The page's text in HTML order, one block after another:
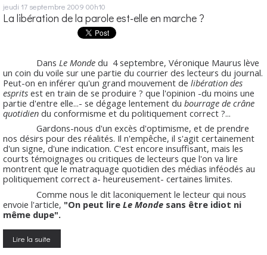
jeudi 17 septembre 2009 00h10
La libération de la parole est-elle en marche ?
Dans Le Monde du 4 septembre, Véronique Maurus lève
un coin du voile sur une partie du courrier des lecteurs du journal.
Peut-on en inférer qu'un grand mouvement de libération des
esprits est en train de se produire ? que l'opinion -du moins une
partie d'entre elle...- se dégage lentement du bourrage de crâne
quotidien du conformisme et du politiquement correct ?...
Gardons-nous d'un excès d'optimisme, et de prendre
nos désirs pour des réalités. Il n'empêche, il s'agit certainement
d'un signe, d'une indication. C'est encore insuffisant, mais les
courts témoignages ou critiques de lecteurs que l'on va lire
montrent que le matraquage quotidien des médias inféodés au
politiquement correct a- heureusement- certaines limites.
Comme nous le dit laconiquement le lecteur qui nous
envoie l'article, "On peut lire Le Monde sans être idiot ni
même dupe".
Lire la suite